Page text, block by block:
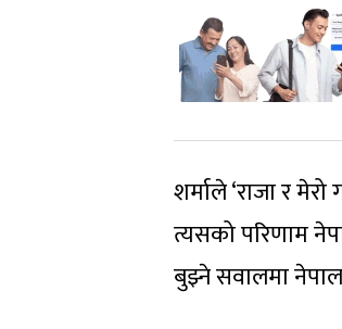
शर्माले ‘राजा र
त्यसको परिणाम
बुझ्ने सवालमा